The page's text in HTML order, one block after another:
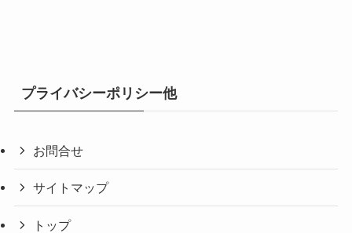
プライバシーポリシー他
お問合せ
サイトマップ
トップ